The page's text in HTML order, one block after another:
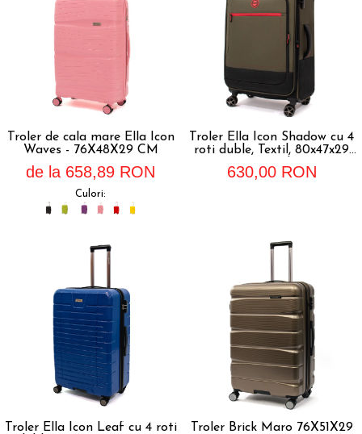
Troler de cala mare Ella Icon
Waves - 76X48X29 CM
de la 658,89 RON
Culori:
Troler Ella Icon Shadow cu 4
roti duble, Textil, 80x47x29
630,00 RON
Troler Ella Icon Leaf cu 4 roti Troler Brick Maro 76X51X29